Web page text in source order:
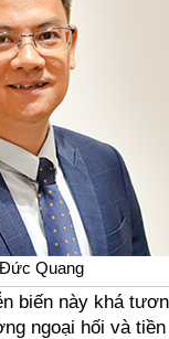
Quang
biến này khá
ngoại hối và